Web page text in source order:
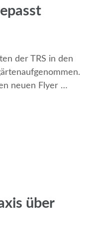
der TRS in den
neuen Flyer …
über